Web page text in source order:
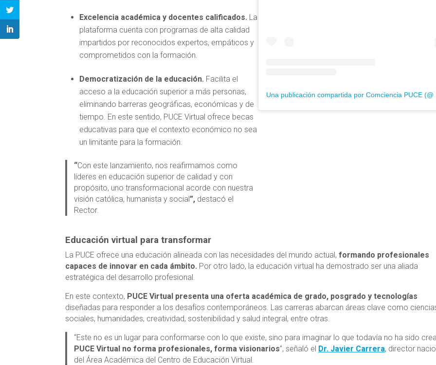
Excelencia académica y docentes calificados. La
plataforma cuenta con programas de alta calidad
impartidos por reconocidos expertos, empáticos y
comprometidos con la formación.
Democratización de la educación. Facilita el
acceso a la educación superior a más personas,
eliminando barreras geográficas, económicas y de
tiempo. En este sentido, PUCE Virtual ofrece becas
educativas para que el contexto económico no sea
un limitante para la formación.
“Con este lanzamiento, nos reafirmamos como
líderes en educación superior de calidad y con
propósito, uno transformacional acorde con nuestra
visión católica, humanista y social ”,destacó el
Rector.
Educación virtual para transformar
La PUCE ofrece una educación alineada con las necesidades del mundo actual, formando profesionales
capaces de innovar en cada ámbito. Por otro lado, la educación virtual ha demostrado ser una aliada
estratégica del desarrollo profesional.
En este contexto, PUCE Virtual presenta una oferta académica de grado, posgrado y tecnologías
diseñadas para responder a los desafíos contemporáneos. Las carreras abarcan áreas clave como
sociales, humanidades, creatividad, sostenibilidad y salud integral, entre otras.
“Este no es un lugar para conformarse con lo que existe, sino para imaginar lo que todavía no ha sido
PUCE Virtual no forma profesionales, forma visionarios”, señaló el Dr. Javier Carrera, director
del Área Académica del Centro de Educación Virtual.